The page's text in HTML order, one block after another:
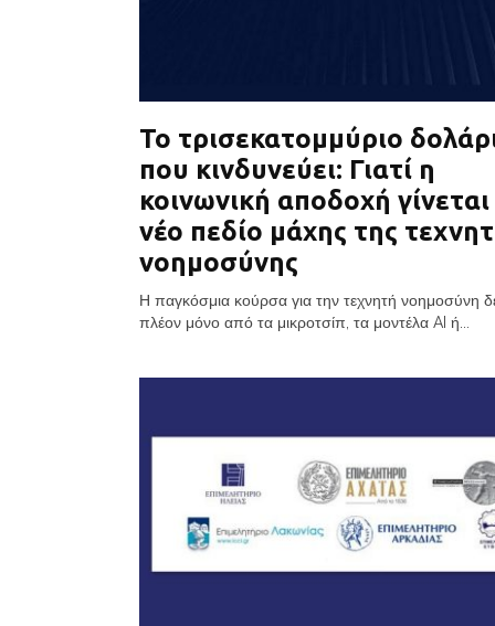
Το τρισεκατομμύριο
που κινδυνεύει: Γιατί η
κοινωνική αποδοχή
νέο πεδίο μάχης της
νοημοσύνης
Η παγκόσμια κούρσα για την τεχνητή νοημοσύνη
πλέον μόνο από τα μικροτσίπ, τα μοντέλα AI ή...